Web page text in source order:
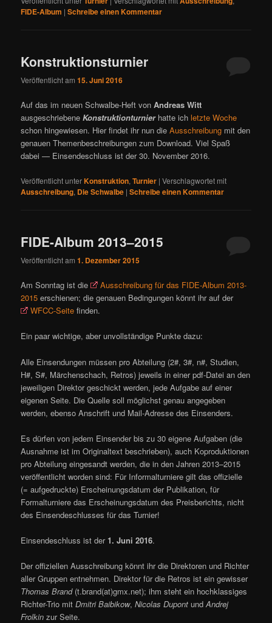
FIDE-Album |Schreibe einen Kommentar
Konstruktionsturnier
Veröffentlicht am15. Juni 2016
Auf das im neuen Schwalbe-Heft vonAndreas Witt
ausgeschriebeneKonstruktionturnierhatte ichletzte Woche
schon hingewiesen. Hier findet ihr nun dieAusschreibung mit den
genauen Themenbeschreibungen zum Download. Viel Spaß
dabei — Einsendeschluss ist der 30. November 2016.
Veröffentlicht unterKonstruktion,Turnier |Verschlagwortet mit
Ausschreibung, Die Schwalbe |Schreibe einen Kommentar
FIDE-Album 2013–2015
Veröffentlicht am1. Dezember 2015
Am Sonntag ist die
Ausschreibung für das FIDE-Album 2013-
2015 erschienen; die genauen Bedingungen könnt ihr auf der
WFCC-Seite finden.
Ein paar wichtige, aber unvollständige Punkte dazu:
Alle Einsendungen müssen pro Abteilung (2#, 3#, n#, Studien,
H#, S#, Märchenschach, Retros) jeweils in einer pdf-Datei an den
jeweiligen Direktor geschickt werden, jede Aufgabe auf einer
eigenen Seite. Die Quelle soll möglichst genau angegeben
werden, ebenso Anschrift und Mail-Adresse des Einsenders.
Es dürfen von jedem Einsender bis zu 30 eigene Aufgaben (die
Ausnahme ist im Originaltext beschrieben), auch Koproduktionen
pro Abteilung eingesandt werden, die in den Jahren 2013–2015
veröffentlicht worden sind: Für Informalturniere gilt das offizielle
(= aufgedruckte) Erscheinungsdatum der Publikation, für
Formalturniere das Erscheinungsdatum des Preisberichts, nicht
des Einsendeschlusses für das Turnier!
Einsendeschluss ist der 1. Juni 2016.
Der offiziellen Ausschreibung könnt ihr die Direktoren und Richter
aller Gruppen entnehmen. Direktor für die Retros ist ein gewisser
Thomas Brand(t.brand(at)gmx.net); ihm steht ein hochklassiges
Richter-Trio mitDmitri Baibikow,Nicolas Dupont undAndrej
Frolkin zur Seite.